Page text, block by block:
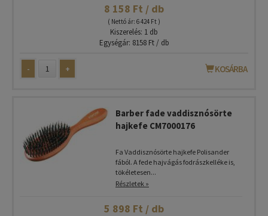
8 158 Ft / db
( Nettó ár: 6 424 Ft )
Kiszerelés: 1 db
Egységár: 8158 Ft / db
- + KOSÁRBA
Barber fade vaddisznósörte
hajkefe CM7000176
Fa Vaddisznósörte hajkefe Polisander
fából. A fede hajvágás fodrászkelléke is,
tökéletesen...
Részletek »
5 898 Ft / db